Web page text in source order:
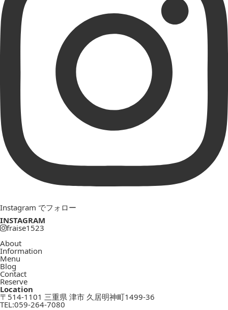
Instagram でフォロー
INSTAGRAM
fraise1523
About
Information
Menu
Blog
Contact
Reserve
Location
〒514-1101 三重県 津市 久居明神町1499-36
TEL:059-264-7080